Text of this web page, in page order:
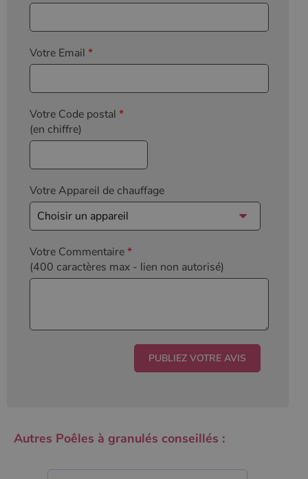
Votre Email *
Votre Code postal *
(en chiffre)
Votre Appareil de chauffage
Votre Commentaire*
(400 caractères max - lien non autorisé)
Autres Poêles à granulés conseillés :